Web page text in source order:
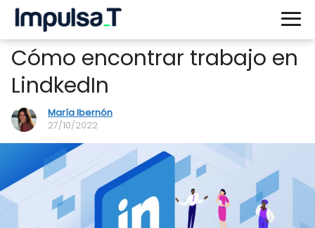
Cómo encontrar trabajo en
LindkedIn
María Ibernón
27/10/2022